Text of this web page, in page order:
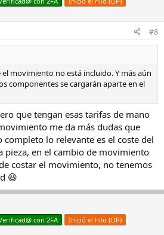
#8
movimiento no está incluido. Y más aún
componentes se cargarán aparte en el
que tengan esas tarifas de mano
me da más dudas que
completo lo relevante es el coste del
pieza, en el cambio de movimiento
costar el movimiento, no tenemos
😆
con 2FA Inició el hilo (OP)